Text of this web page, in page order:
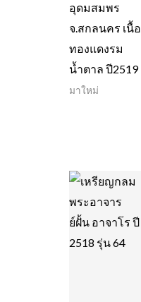
อุดมสมพร
จ.สกลนคร เนื้อ
ทองแดงรม
น้ำตาล ปี2519
มาใหม่